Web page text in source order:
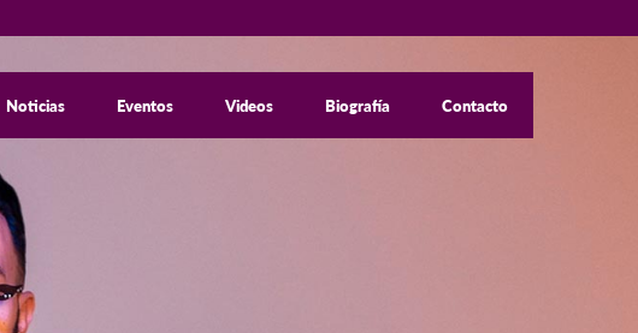
Noticias Eventos Videos Biografía Contacto